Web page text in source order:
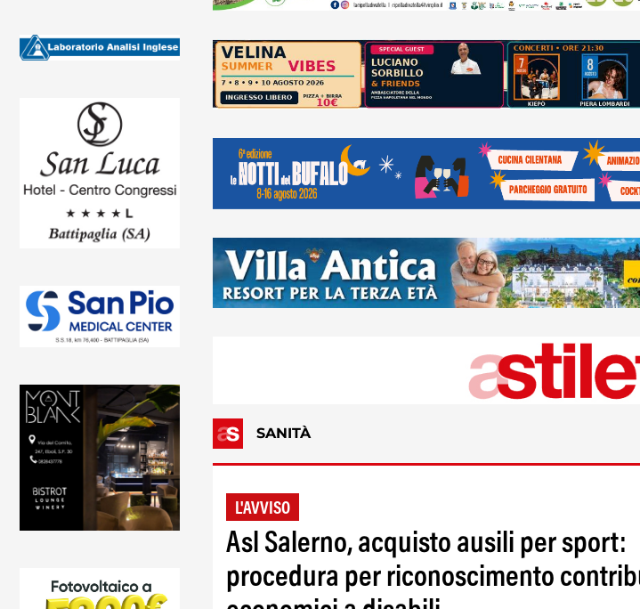
SANITÀ
L'AVVISO
Asl Salerno, acquisto ausili per sport:
procedura per riconoscimento